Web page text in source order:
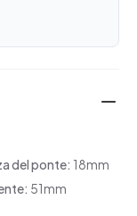
del ponte: 18mm
51mm